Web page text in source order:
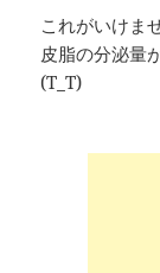
これがいけま
皮脂の分泌量
(T_T)